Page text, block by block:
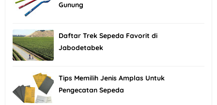
Gunung
Daftar Trek Sepeda Favorit di
Jabodetabek
Tips Memilih Jenis Amplas Untuk
Pengecatan Sepeda